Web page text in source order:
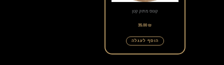
קונוס מתוק קטן
35.00₪
הוסף לעגלה